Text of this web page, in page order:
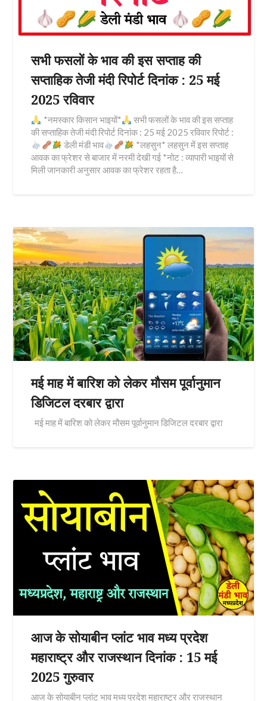
सभी फसलों के भाव की इस सप्ताह की
सप्ताहिक तेजी मंदी रिपोर्ट दिनांक : 25 मई
2025 रविवार
*नमस्कार किसान भाइयों*
सभी फसलों के भाव की इस सप्ताह
की सप्ताहिक तेजी मंदी रिपोर्ट दिनांक : 25 मई 2025 रविवार रिपोर्ट :
डेली मंडी भाव
*लहसुन* लहसुन में इस सप्ताह
आवक का फ्रेशर से बाजार में नरमी देखी गई *नोट : व्यापारी भाइयों से
मिली जानकारी अनुसार आवक का फ्रेशर रहता है…
मई माह में बारिश को लेकर मौसम पूर्वानुमान
डिजिटल दरबार द्वारा
मई माह में बारिश को लेकर मौसम पूर्वानुमान डिजिटल दरबार द्वारा
आज के सोयाबीन प्लांट भाव मध्य प्रदेश
महाराष्ट्र और राजस्थान दिनांक : 15 मई
2025 गुरुवार
आज के सोयाबीन प्लांट भाव मध्य प्रदेश महाराष्ट्र और राजस्थान